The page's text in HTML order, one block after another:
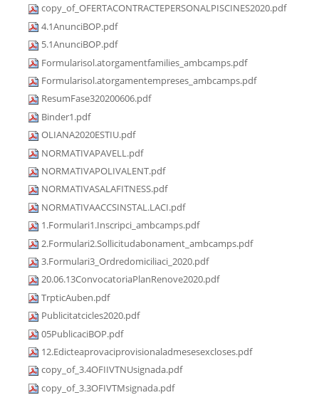
copy_of_OFERTACONTRACTEPERSONALPISCINES2020.pdf
4.1AnunciBOP.pdf
5.1AnunciBOP.pdf
Formularisol.atorgamentfamilies_ambcamps.pdf
Formularisol.atorgamentempreses_ambcamps.pdf
ResumFase320200606.pdf
Binder1.pdf
OLIANA2020ESTIU.pdf
NORMATIVAPAVELL.pdf
NORMATIVAPOLIVALENT.pdf
NORMATIVASALAFITNESS.pdf
NORMATIVAACCSINSTAL.LACI.pdf
1.Formulari1.Inscripci_ambcamps.pdf
2.Formulari2.Sollicitudabonament_ambcamps.pdf
3.Formulari3_Ordredomiciliaci_2020.pdf
20.06.13ConvocatoriaPlanRenove2020.pdf
TrpticAuben.pdf
Publicitatcicles2020.pdf
05PublicaciBOP.pdf
12.Edicteaprovaciprovisionaladmesesexcloses.pdf
copy_of_3.4OFIIVTNUsignada.pdf
copy_of_3.3OFIVTMsignada.pdf